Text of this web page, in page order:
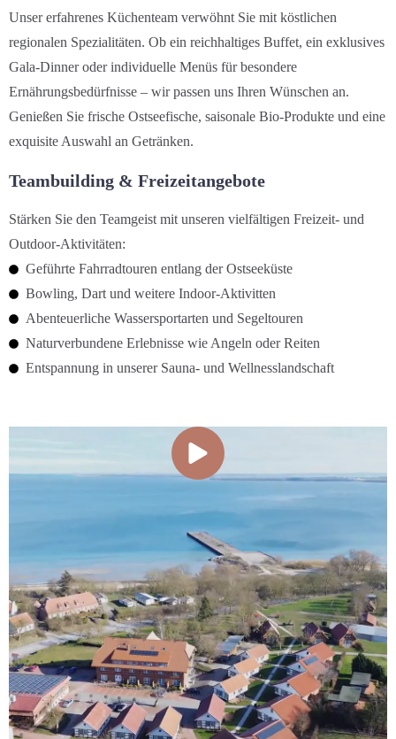
Unser erfahrenes Küchenteam verwöhnt Sie mit köstlichen
regionalen Spezialitäten. Ob ein reichhaltiges Buffet, ein exklusives
Gala-Dinner oder individuelle Menüs für besondere
Ernährungsbedürfnisse – wir passen uns Ihren Wünschen an.
Genießen Sie frische Ostseefische, saisonale Bio-Produkte und eine
exquisite Auswahl an Getränken.
Teambuilding & Freizeitangebote
Stärken Sie den Teamgeist mit unseren vielfältigen Freizeit- und
Outdoor-Aktivitäten:
Geführte Fahrradtouren entlang der Ostseeküste
Bowling, Dart und weitere Indoor-Aktivitten
Abenteuerliche Wassersportarten und Segeltouren
Naturverbundene Erlebnisse wie Angeln oder Reiten
Entspannung in unserer Sauna- und Wellnesslandschaft